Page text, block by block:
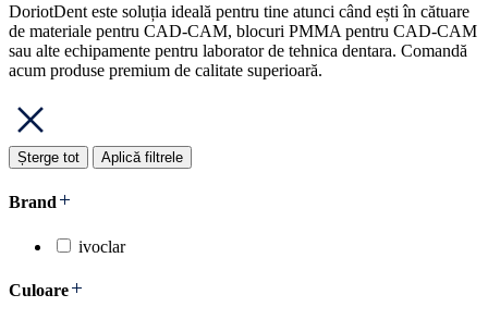
DoriotDent este soluția ideală pentru tine atunci când ești în cătuare
de materiale pentru CAD-CAM, blocuri PMMA pentru CAD-CAM
sau alte echipamente pentru laborator de tehnica dentara. Comandă
acum produse premium de calitate superioară.
Șterge tot Aplică filtrele
Brand
ivoclar
Culoare